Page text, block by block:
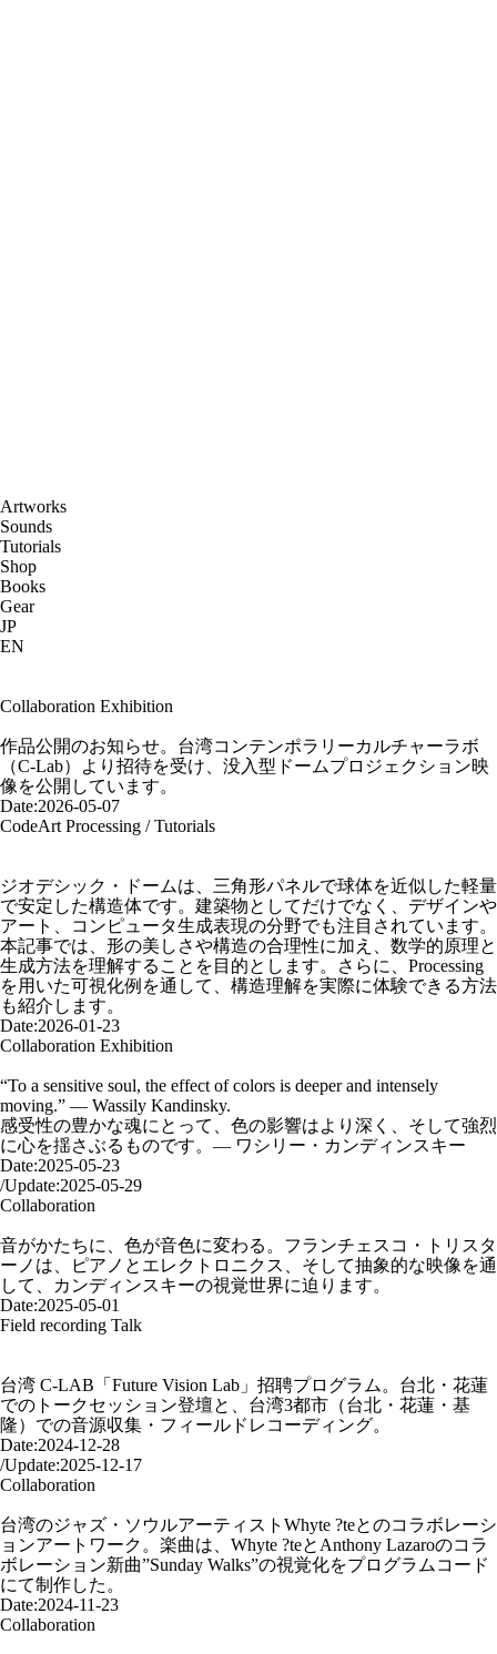
Artworks
Sounds
Tutorials
Shop
Books
Gear
JP
EN
Collaboration Exhibition
作品公開のお知らせ。台湾コンテンポラリーカルチャーラボ
（C-Lab）より招待を受け、没入型ドームプロジェクション映
像を公開しています。
Date:2026-05-07
CodeArt Processing / Tutorials
ジオデシック・ドームは、三角形パネルで球体を近似した軽量
で安定した構造体です。建築物としてだけでなく、デザインや
アート、コンピュータ生成表現の分野でも注目されています。
本記事では、形の美しさや構造の合理性に加え、数学的原理と
生成方法を理解することを目的とします。さらに、Processing
を用いた可視化例を通して、構造理解を実際に体験できる方法
も紹介します。
Date:2026-01-23
Collaboration Exhibition
“To a sensitive soul, the effect of colors is deeper and intensely
moving.” — Wassily Kandinsky.
感受性の豊かな魂にとって、色の影響はより深く、そして強烈
に心を揺さぶるものです。— ワシリー・カンディンスキー
Date:2025-05-23
/Update:2025-05-29
Collaboration
音がかたちに、色が音色に変わる。フランチェスコ・トリスタ
ーノは、ピアノとエレクトロニクス、そして抽象的な映像を通
して、カンディンスキーの視覚世界に迫ります。
Date:2025-05-01
Field recording Talk
台湾 C-LAB「Future Vision Lab」招聘プログラム。台北・花蓮
でのトークセッション登壇と、台湾3都市（台北・花蓮・基
隆）での音源収集・フィールドレコーディング。
Date:2024-12-28
/Update:2025-12-17
Collaboration
台湾のジャズ・ソウルアーティストWhyte ?teとのコラボレーシ
ョンアートワーク。楽曲は、Whyte ?teとAnthony Lazaroのコラ
ボレーション新曲”Sunday Walks”の視覚化をプログラムコード
にて制作した。
Date:2024-11-23
Collaboration